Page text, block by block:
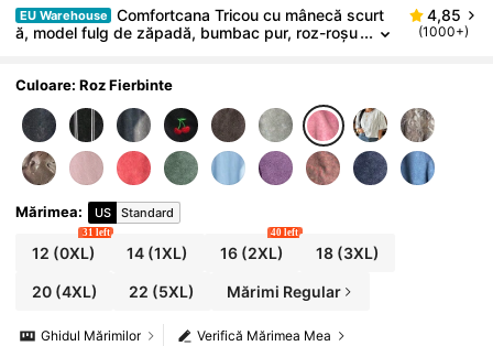
EU Warehouse
Comfortcana Tricou cu mânecă scurt
ă, model fulg de zăpadă, bumbac pur, roz-roșu
4,85
(1000+)
Culoare: Roz Fierbinte
Mărimea: US Standard
12 (0XL)
31 left
14 (1XL) 16(2XL)
40 left
18(3XL)
20(4XL) 22 (5XL) Mărimi Regular
Verifică Mărimea Mea
Ghidul Mărimilor